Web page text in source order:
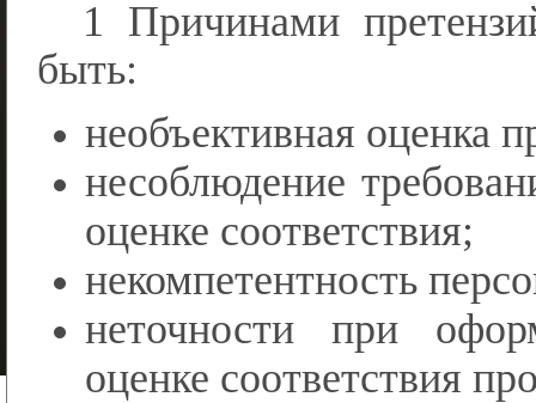
1 Причинами
быть:
необъективная оценка
несоблюдение
оценке соответствия;
некомпетентность
неточности при
оценке соответствия